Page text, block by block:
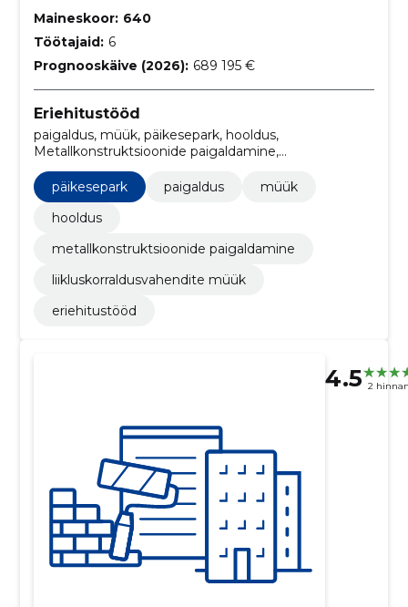
Maineskoor: 640
Töötajaid: 6
Prognooskäive (2026): 689 195 €
Eriehitustööd
paigaldus, müük, päikesepark, hooldus,
Metallkonstruktsioonide paigaldamine,
liikluskorraldusvahendite müük
päikesepark
paigaldus
müük
hooldus
metallkonstruktsioonide paigaldamine
liikluskorraldusvahendite müük
eriehitustööd
4.5 2